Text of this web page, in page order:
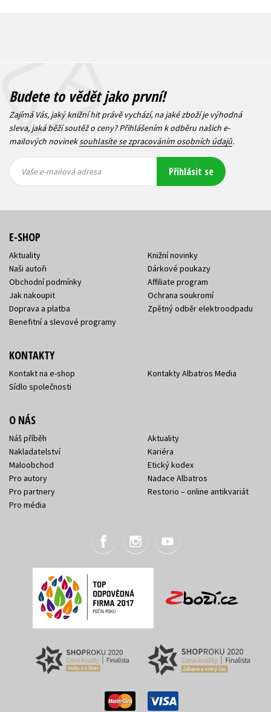
Budete to vědět jako první!
Zajímá Vás, jaký knižní hit právě vychází, na jaké zboží je výhodná
sleva, jaká běží soutěž o ceny? Přihlášením k odběru našich e-
mailových novineksouhlasíte se zpracováním osobních údajů.
mailová
mailová
Vaše e-mailová adresa Přihlásit se
E-SHOP
Aktuality
Naši autoři
Obchodní podmínky
Jak nakoupit
Doprava a platba
Benefitní a slevové programy
Knižní novinky
Dárkové poukazy
Affiliate program
Ochrana soukromí
Zpětný odběr elektroodpadu
KONTAKTY
Kontakt na e-shop
Sídlo společnosti
Kontakty Albatros Media
O NÁS
Náš příběh
Nakladatelství
Maloobchod
Pro autory
Pro partnery
Pro média
Aktuality
Kariéra
Etický kodex
Nadace Albatros
Restorio – online antikvariát